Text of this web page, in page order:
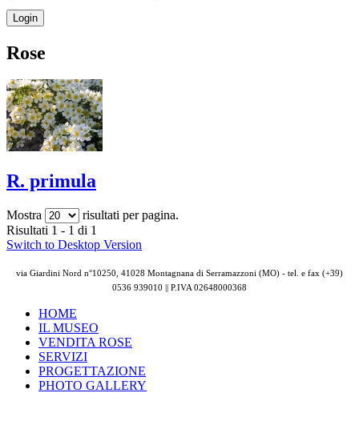
Rose
R. primula
Mostra
risultati per pagina.
Risultati 1 - 1 di 1
Switch to Desktop Version
via Giardini Nord n°10250, 41028 Montagnana di Serramazzoni (MO) - tel. e fax (+39)
0536 939010 || P.IVA02648000368
HOME
IL MUSEO
VENDITA ROSE
SERVIZI
PROGETTAZIONE
PHOTO GALLERY